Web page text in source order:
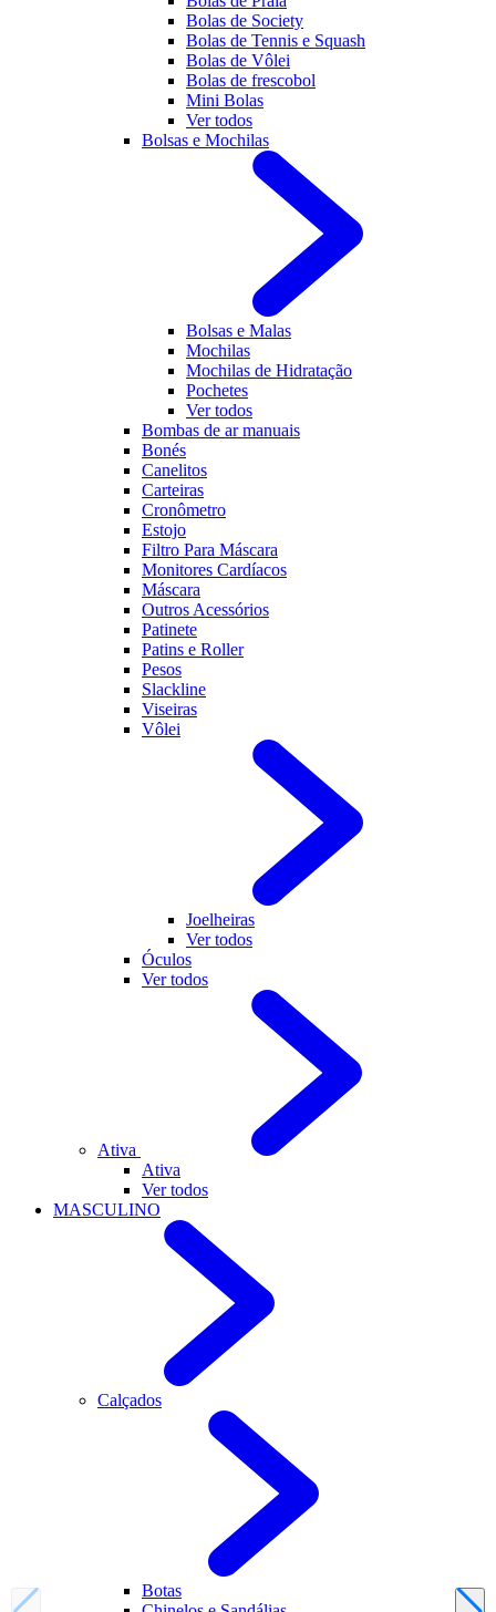
Bolas de Society
Bolas de Tennis e Squash
Bolas de Vôlei
Bolas de frescobol
Mini Bolas
Ver todos
Bolsas e Mochilas
Bolsas e Malas
Mochilas
Mochilas de Hidratação
Pochetes
Ver todos
Bombas de ar manuais
Bonés
Canelitos
Carteiras
Cronômetro
Estojo
Filtro Para Máscara
Monitores Cardíacos
Máscara
Outros Acessórios
Patinete
Patins e Roller
Pesos
Slackline
Viseiras
Vôlei
Joelheiras
Ver todos
Óculos
Ver todos
Ativa
Ativa
Ver todos
MASCULINO
Calçados
Botas